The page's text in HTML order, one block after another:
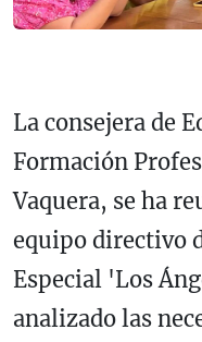
La consejera de
Formación
Vaquera, se ha
equipo directivo
Especial 'Los
analizado las